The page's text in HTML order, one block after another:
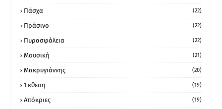
Πάσχα (22)
Πράσινο (22)
Πυρασφάλεια (22)
Μουσική (21)
Μακρυγιάννης (20)
Έκθεση (19)
Απόκριες (19)